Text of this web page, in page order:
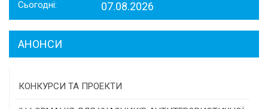
Сьогодні: 07.08.2026
АНОНСИ
КОНКУРСИ ТА ПРОЕКТИ